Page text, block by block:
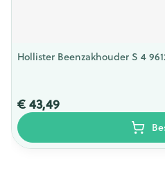
Hollister Beenzakhouder S 4
€ 43,49